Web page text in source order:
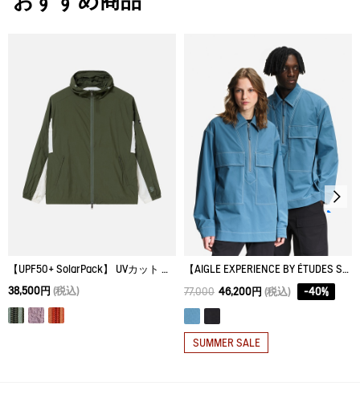
アイロン仕上げ処理はできない。
ドライクリーニング処理ができない。
ウェットクリーニング処理ができる。：通常の処理
XS
55.8
【UPF50+ SolarPack】 UVカット ソーラーパック フーデッドジャケット
38,500円 (税込)
【AIGLE EXPERIENCE BY ÉTUDES STUDIO】 フィッシャーマンズシャツ
77,000 46,200円 (税込) -40%
SUMMER SALE